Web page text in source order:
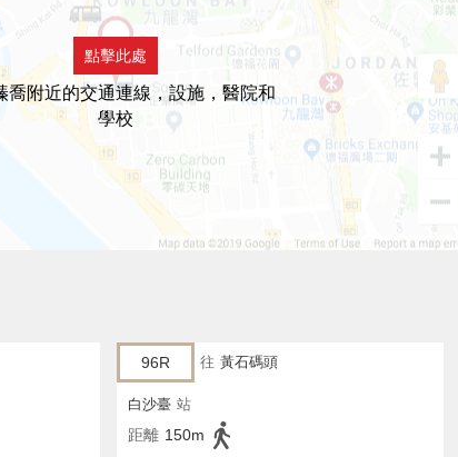
點擊此處
喬附近的交通連線，設施，醫院和
學校
96R 往 黃石碼頭
白沙臺 站
距離 150m